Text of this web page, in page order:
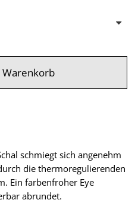
Warenkorb
schmiegt sich angenehm
die thermoregulierenden
Ein farbenfroher Eye
abrundet.